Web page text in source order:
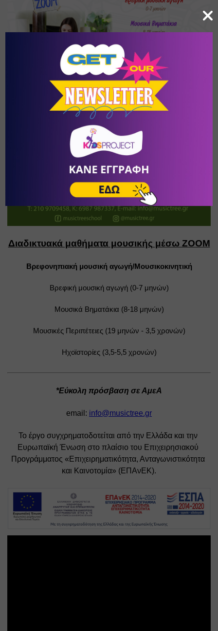
Διαδικτυακά μαθήματα μουσικής μέσω ZOOM
Βρεφονηπιακή μουσική αγωγή/Μουσικοκινητική
Βρεφική μουσική αγωγή (0-7 μηνών)
Μουσικά Βηματάκια (8-18 μηνών)
Μουσικές Περιπέτειες (19 μηνών - 3,5 χρονών)
Ηχοϊστορίες (3,5-5,5 χρονών)
*Εύκολη πρόσβαση σε ΑμεΑ
email: info@musictree.gr
Το έργο συγχρηματοδοτείται από την Ελλάδα και την
Ευρωπαϊκή Ένωση στο πλαίσιο του Επιχειρησιακού
Προγράμματος «Επιχειρηματικότητα, Ανταγωνιστικότητα
και Καινοτομία» (ΕΠΑνΕΚ).